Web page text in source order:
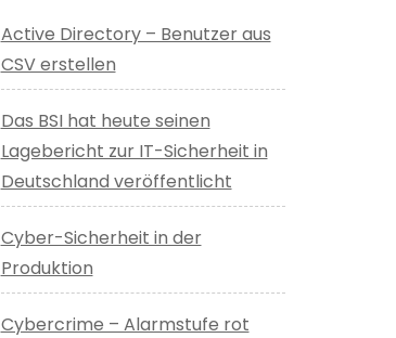
Active Directory – Benutzer aus
CSV erstellen
Das BSI hat heute seinen
Lagebericht zur IT-Sicherheit in
Deutschland veröffentlicht
Cyber-Sicherheit in der
Produktion
Cybercrime – Alarmstufe rot